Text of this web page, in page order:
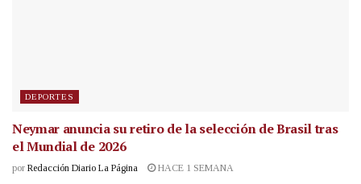
DEPORTES
Neymar anuncia su retiro de la selección de Brasil tras
el Mundial de 2026
por Redacción Diario La Página HACE 1 SEMANA